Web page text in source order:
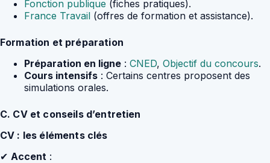
Fonction publique (fiches pratiques).
France Travail (offres de formation et assistance).
Formation et préparation
Préparation en ligne : CNED, Objectif du concours.
Cours intensifs : Certains centres proposent des
simulations orales.
C. CV et conseils d’entretien
CV : les éléments clés
✔ Accent :